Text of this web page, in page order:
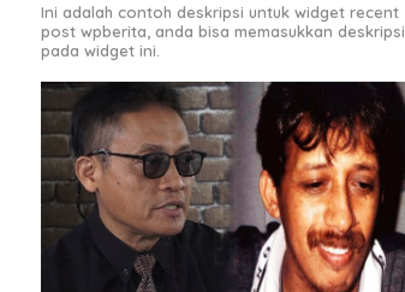
Ini adalah contoh deskripsi untuk widget recent
post wpberita, anda bisa memasukkan deskripsi
pada widget ini.